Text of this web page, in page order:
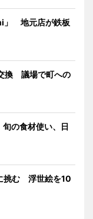
」 地元店が鉄板
換 議場で町への
の食材使い、日
挑む 浮世絵を10